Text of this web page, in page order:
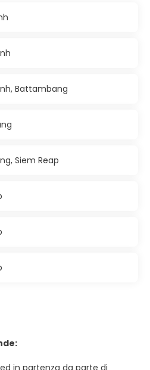
Battambang
Siem Reap
in partenza da parte di